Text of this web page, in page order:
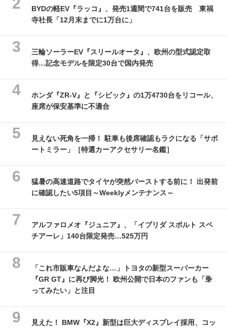
BYDの軽EV『ラッコ』、発売1週間で741台を販売 東福
寺社長「12月末までに1万台に」
三輪ソーラーEV『スリールオータ』、欧州の型式認定取
得…記念モデルを限定30台で国内発売
ホンダ『ZR-V』と『シビック』の1万4730台をリコール、
座席が保安基準に不適合
見えない死角を一掃！ 駐車も後席確認もラクになる「サポ
ートミラー」［特選カーアクセサリー名鑑］
猛暑の高速道路でタイヤが突然バーストする前に！ 出発前
に確認したい5項目～Weeklyメンテナンス～
アルファロメオ『ジュニア』、「イブリダ スポルト スペ
チアーレ」140台限定発売…525万円
「これ市販車なんだよな…」トヨタの新型スーパーカー
『GR GT』に再び脚光！ 欧州公開で日本のファンも「乗
ってみたい」と注目
見えた！ BMW『X2』新型は巨大ディスプレイ採用、コッ